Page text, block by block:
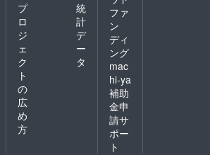
プ
ロ
ジ
ェ
ク
ト
の
広
め
方
統
計
デ
ー
タ
ファ
ン
ディ
ング
mac
hi-ya
補助
金申
請サ
ポー
ト